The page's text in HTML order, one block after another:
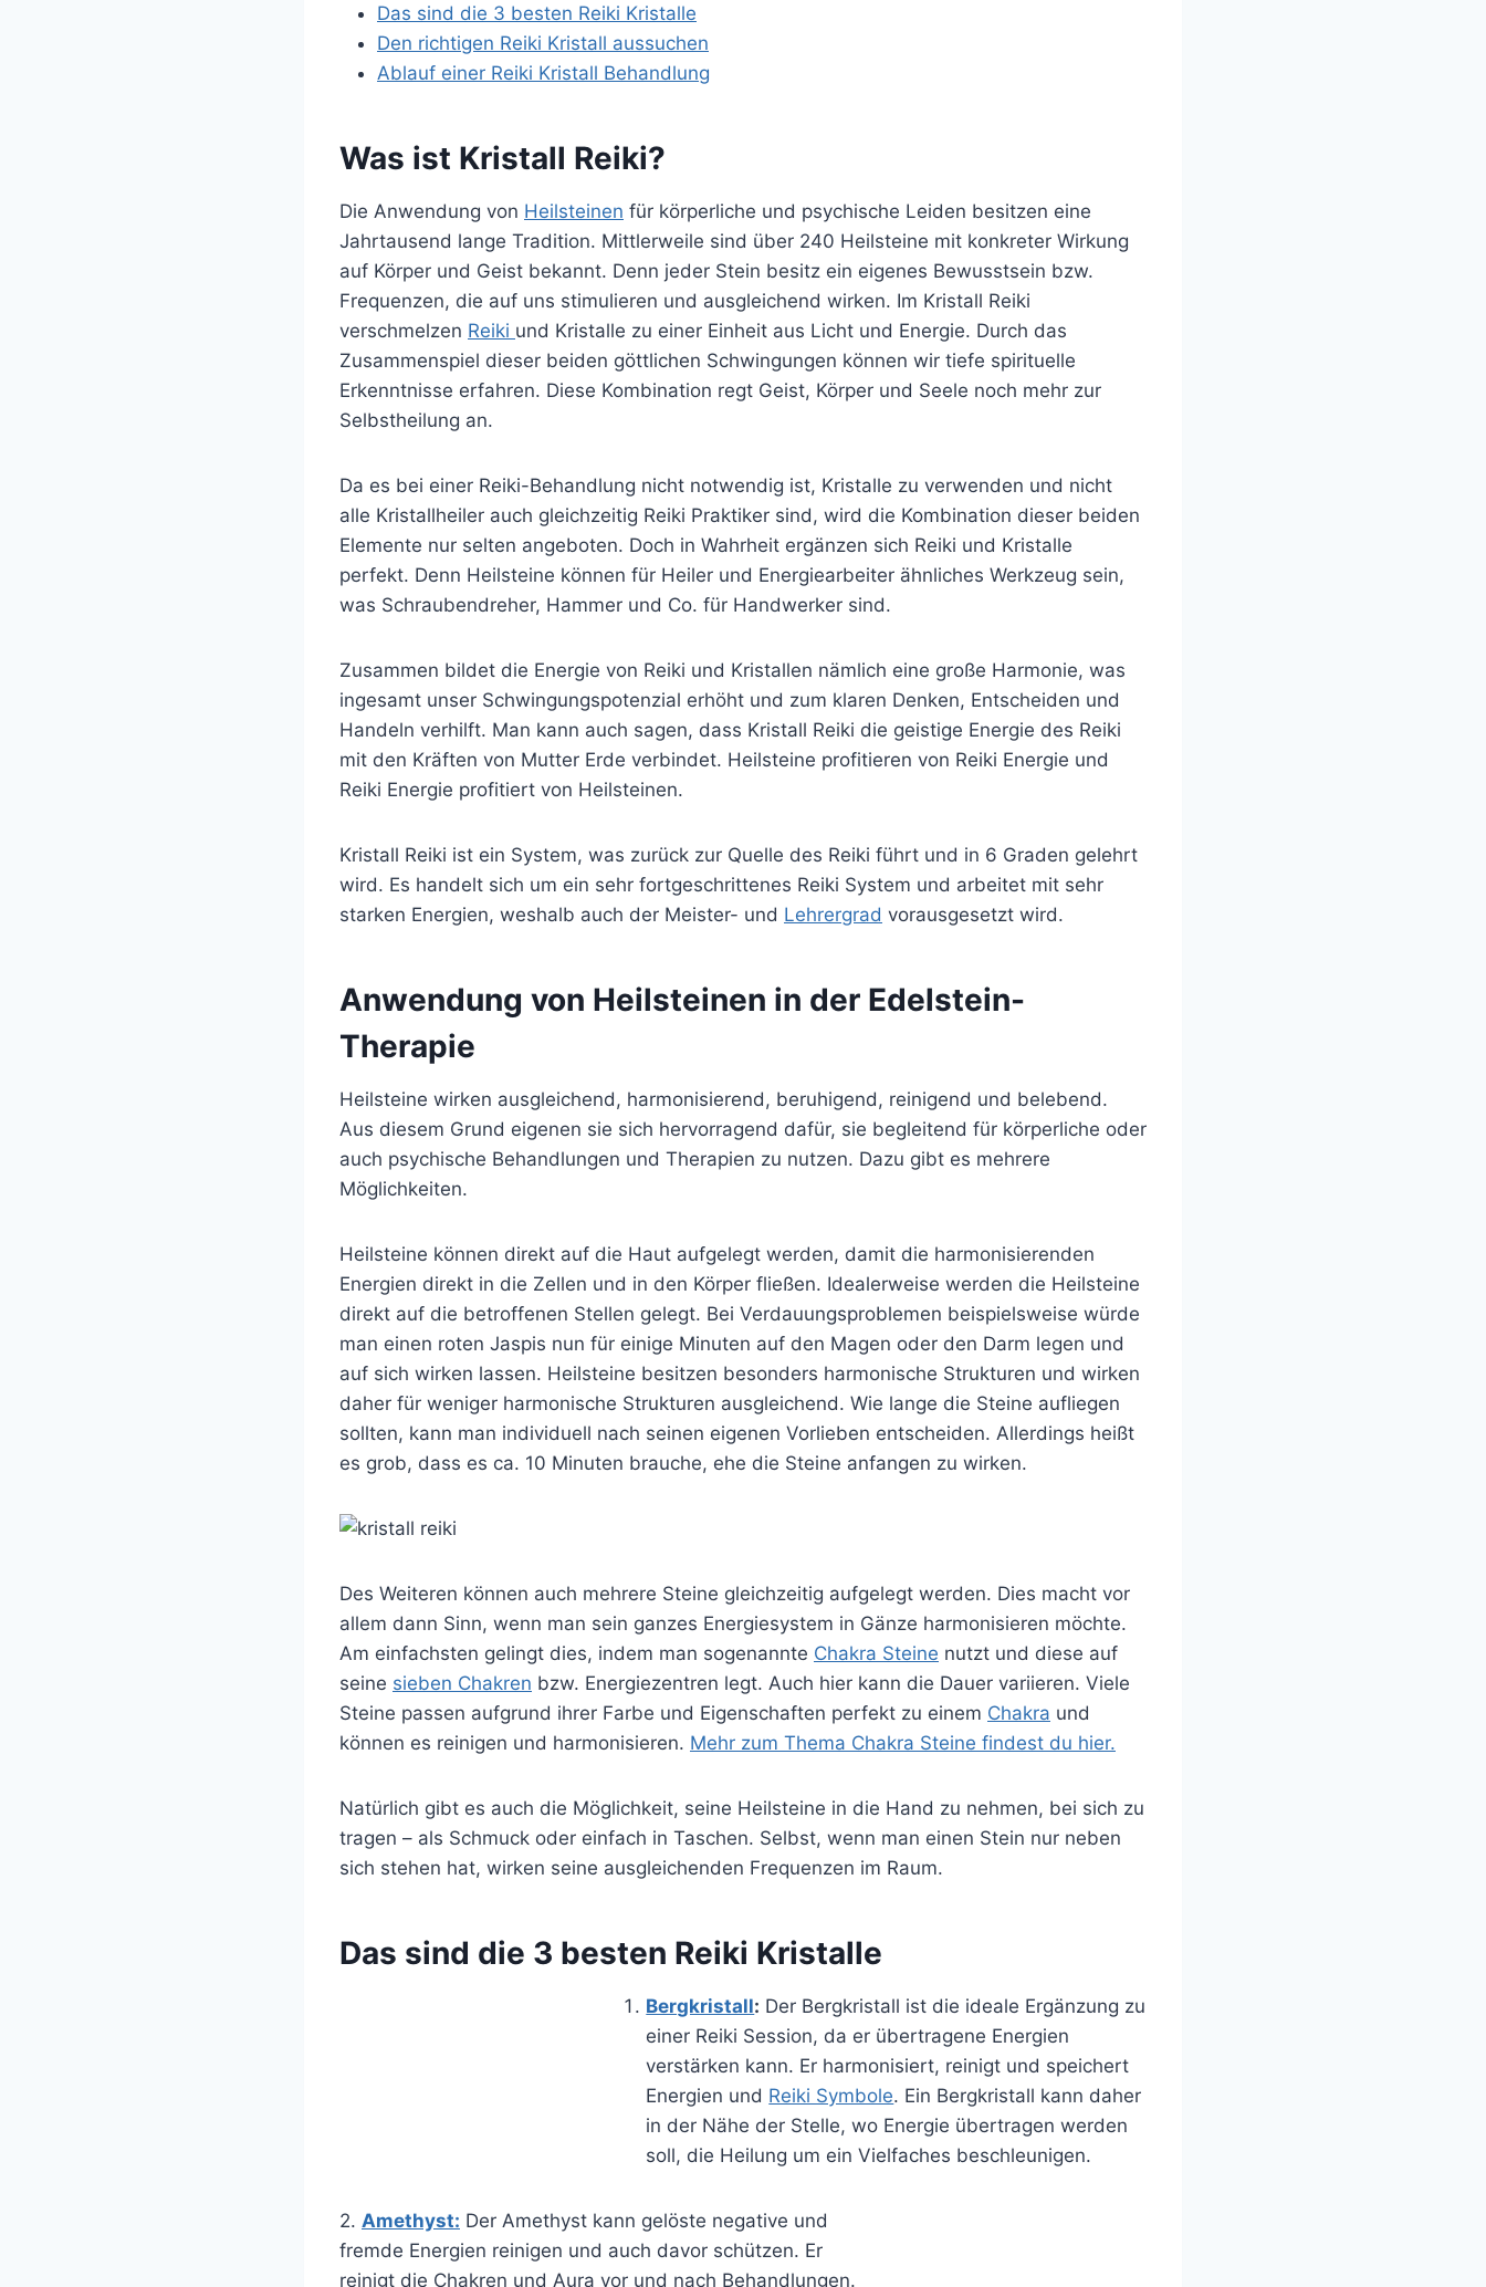
Das sind die 3 besten Reiki Kristalle
Den richtigen Reiki Kristall aussuchen
Ablauf einer Reiki Kristall Behandlung
Was ist Kristall Reiki?
Die Anwendung von Heilsteinen für körperliche und psychische Leiden besitzen eine
Jahrtausend lange Tradition. Mittlerweile sind über 240 Heilsteine mit konkreter Wirkung
auf Körper und Geist bekannt. Denn jeder Stein besitz ein eigenes Bewusstsein bzw.
Frequenzen, die auf uns stimulieren und ausgleichend wirken. Im Kristall Reiki
verschmelzen Reiki und Kristalle zu einer Einheit aus Licht und Energie. Durch das
Zusammenspiel dieser beiden göttlichen Schwingungen können wir tiefe spirituelle
Erkenntnisse erfahren. Diese Kombination regt Geist, Körper und Seele noch mehr zur
Selbstheilung an.
Da es bei einer Reiki-Behandlung nicht notwendig ist, Kristalle zu verwenden und nicht
alle Kristallheiler auch gleichzeitig Reiki Praktiker sind, wird die Kombination dieser beiden
Elemente nur selten angeboten. Doch in Wahrheit ergänzen sich Reiki und Kristalle
perfekt. Denn Heilsteine können für Heiler und Energiearbeiter ähnliches Werkzeug sein,
was Schraubendreher, Hammer und Co. für Handwerker sind.
Zusammen bildet die Energie von Reiki und Kristallen nämlich eine große Harmonie, was
ingesamt unser Schwingungspotenzial erhöht und zum klaren Denken, Entscheiden und
Handeln verhilft. Man kann auch sagen, dass Kristall Reiki die geistige Energie des Reiki
mit den Kräften von Mutter Erde verbindet. Heilsteine profitieren von Reiki Energie und
Reiki Energie profitiert von Heilsteinen.
Kristall Reiki ist ein System, was zurück zur Quelle des Reiki führt und in 6 Graden gelehrt
wird. Es handelt sich um ein sehr fortgeschrittenes Reiki System und arbeitet mit sehr
starken Energien, weshalb auch der Meister- und Lehrergrad vorausgesetzt wird.
Anwendung von Heilsteinen in der Edelstein-
Therapie
Heilsteine wirken ausgleichend, harmonisierend, beruhigend, reinigend und belebend.
Aus diesem Grund eigenen sie sich hervorragend dafür, sie begleitend für körperliche oder
auch psychische Behandlungen und Therapien zu nutzen. Dazu gibt es mehrere
Möglichkeiten.
Heilsteine können direkt auf die Haut aufgelegt werden, damit die harmonisierenden
Energien direkt in die Zellen und in den Körper fließen. Idealerweise werden die Heilsteine
direkt auf die betroffenen Stellen gelegt. Bei Verdauungsproblemen beispielsweise würde
man einen roten Jaspis nun für einige Minuten auf den Magen oder den Darm legen und
auf sich wirken lassen. Heilsteine besitzen besonders harmonische Strukturen und wirken
daher für weniger harmonische Strukturen ausgleichend. Wie lange die Steine aufliegen
sollten, kann man individuell nach seinen eigenen Vorlieben entscheiden. Allerdings heißt
es grob, dass es ca. 10 Minuten brauche, ehe die Steine anfangen zu wirken.
Des Weiteren können auch mehrere Steine gleichzeitig aufgelegt werden. Dies macht vor
allem dann Sinn, wenn man sein ganzes Energiesystem in Gänze harmonisieren möchte.
Am einfachsten gelingt dies, indem man sogenannte Chakra Steine nutzt und diese auf
seine sieben Chakren bzw. Energiezentren legt. Auch hier kann die Dauer variieren. Viele
Steine passen aufgrund ihrer Farbe und Eigenschaften perfekt zu einem Chakra und
können es reinigen und harmonisieren. Mehr zum Thema Chakra Steine findest du hier.
Natürlich gibt es auch die Möglichkeit, seine Heilsteine in die Hand zu nehmen, bei sich zu
tragen – als Schmuck oder einfach in Taschen. Selbst, wenn man einen Stein nur neben
sich stehen hat, wirken seine ausgleichenden Frequenzen im Raum.
Das sind die 3 besten Reiki Kristalle
Bergkristall: Der Bergkristall ist die ideale Ergänzung zu
einer Reiki Session, da er übertragene Energien
verstärken kann. Er harmonisiert, reinigt und speichert
Energien und Reiki Symbole. Ein Bergkristall kann daher
in der Nähe der Stelle, wo Energie übertragen werden
soll, die Heilung um ein Vielfaches beschleunigen.
2. Amethyst: Der Amethyst kann gelöste negative und
fremde Energien reinigen und auch davor schützen. Er
reinigt die Chakren und Aura vor und nach Behandlungen.